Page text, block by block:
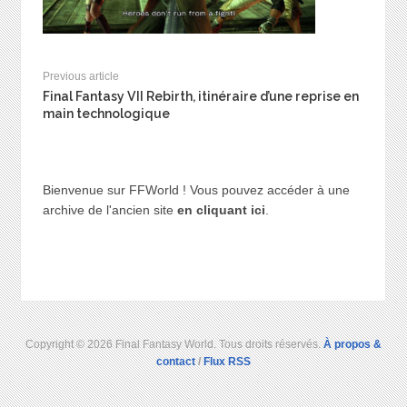
Previous article
Final Fantasy VII Rebirth, itinéraire d’une reprise en
main technologique
Bienvenue sur FFWorld ! Vous pouvez accéder à une
archive de l'ancien site en cliquant ici.
Copyright © 2026 Final Fantasy World. Tous droits réservés.À propos &
contact/Flux RSS